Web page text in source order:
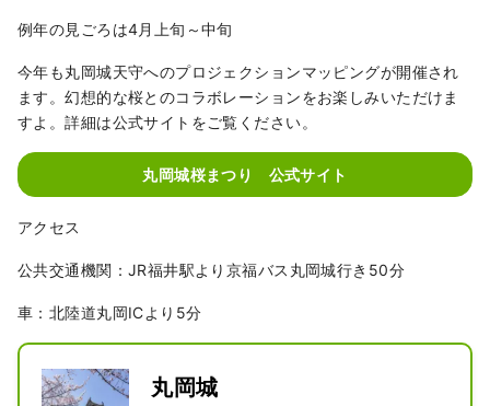
例年の見ごろは4月上旬～中旬
今年も丸岡城天守へのプロジェクションマッピングが開催され
ます。幻想的な桜とのコラボレーションをお楽しみいただけま
すよ。詳細は公式サイトをご覧ください。
丸岡城桜まつり 公式サイト
アクセス
公共交通機関：JR福井駅より京福バス丸岡城行き50分
車：北陸道丸岡ICより5分
丸岡城